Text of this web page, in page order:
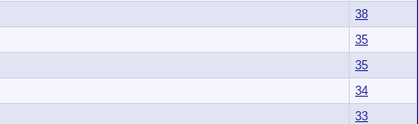
38
35
35
34
33